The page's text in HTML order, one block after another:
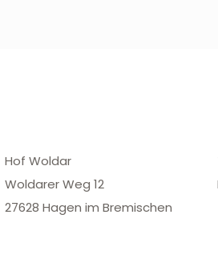
Hof Woldar
Woldarer Weg 12
27628 Hagen im Bremischen